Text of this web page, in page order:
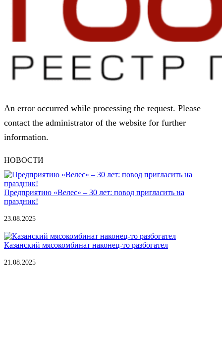
An error occurred while processing the request. Please
contact the administrator of the website for further
information.
НОВОСТИ
Предприятию «Велес» – 30 лет: повод пригласить на
праздник!
23.08.2025
Казанский мясокомбинат наконец-то разбогател
21.08.2025